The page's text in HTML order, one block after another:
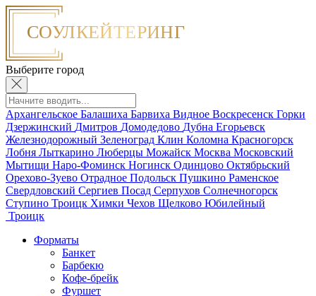
Выберите город
Архангельское Балашиха Барвиха Видное Воскресенск Горки
Дзержинский Дмитров Домодедово Дубна Егорьевск
Железнодорожный Зеленоград Клин Коломна Красногорск
Лобня Лыткарино Люберцы Можайск Москва Московский
Мытищи Наро-Фоминск Ногинск Одинцово Октябрьский
Орехово-Зуево Отрадное Подольск Пушкино Раменское
Свердловский Сергиев Посад Серпухов Солнечногорск
Ступино Троицк Химки Чехов Щелково Юбилейный
Троицк
Форматы
Банкет
Барбекю
Кофе-брейк
Фуршет